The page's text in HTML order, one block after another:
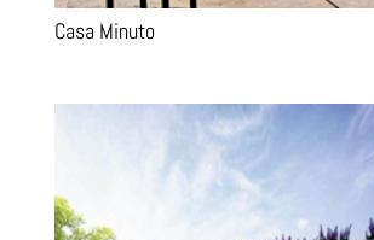
Casa Minuto